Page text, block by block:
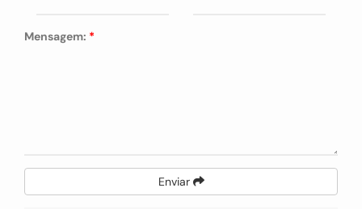
Mensagem: *
Enviar